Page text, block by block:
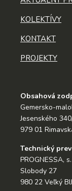
KOLEKTÍVY
KONTAKT
PROJEKTY
Obsahová
Gemersko-
Jesenského
979 01
Technický
PROGNESSA,
Slobody 27
980 22 Veľký